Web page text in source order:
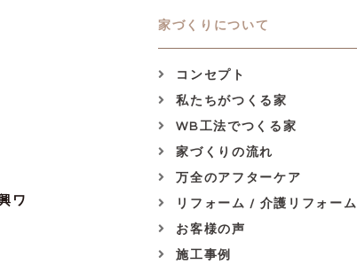
家づくりについて
コンセプト
私たちがつくる家
WB工法でつくる家
家づくりの流れ
万全のアフターケア
リフォーム / 介護リフォーム
お客様の声
施工事例